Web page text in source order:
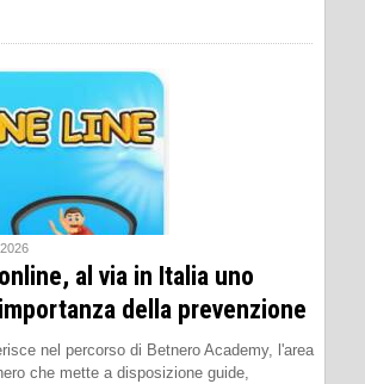
al via in Italia uno
della prevenzione
nel percorso di Betnero Academy, l'area
che mette a disposizione guide,